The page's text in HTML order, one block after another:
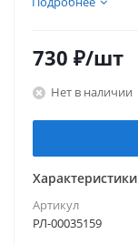
730 ₽/шт
Нет в наличии
Характеристики
Артикул
РЛ-00035159